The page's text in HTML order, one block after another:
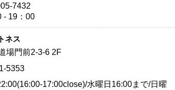
7432
- 19：00
ネス
場門前2-3-6 2F
5353
17:00close)/水曜日16:00まで/日曜